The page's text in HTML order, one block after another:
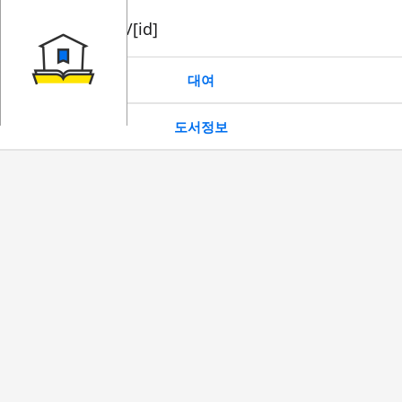
book/rent/[id]
대여
도서정보